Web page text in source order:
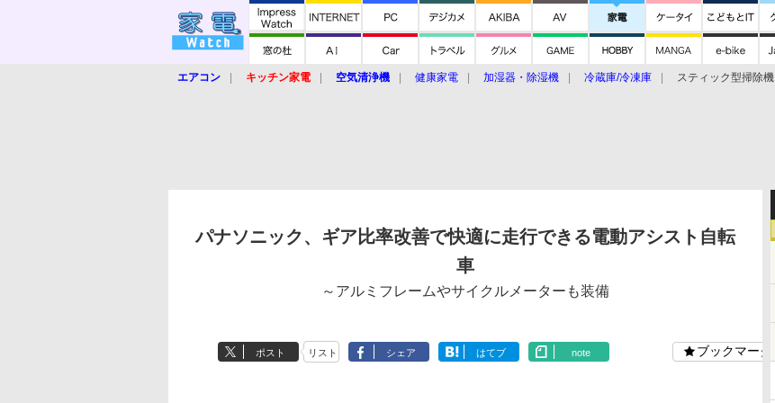
エアコン キッチン家電 空気清浄機 健康家電 加湿器・除湿機 冷蔵庫/冷凍庫 スティック型掃除機
パナソニック、ギア比率改善で快適に走行できる電動アシスト自転
車
～アルミフレームやサイクルメーターも装備
ポスト リスト シェア はてブ note ブックマーク